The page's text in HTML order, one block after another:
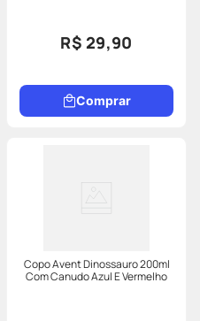
R$ 29,90
Comprar
Copo Avent Dinossauro 200ml
Com Canudo Azul E Vermelho